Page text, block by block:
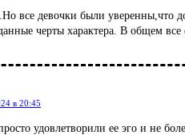
все девочки были уверенны,что
черты характера. В общем все
в 20:45
удовлетворили ее эго и не